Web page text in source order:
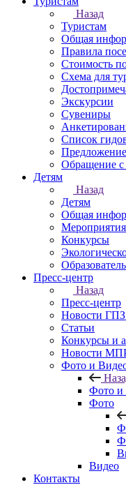
Назад
Туристам
Общая
Правила
Стоимость
Схема для
Экскурсии
Сувениры
Список
Предложение
Обращение с
Детям
Назад
Детям
Общая
Мероприятия
Конкурсы
Пресс-центр
Назад
Пресс-центр
Новости
Статьи
Конкурсы и
Новости
Фото и
Фото и
Фото
Видео
Контакты